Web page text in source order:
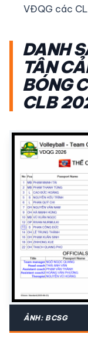
VĐQG các
DANH
TÂN
BÓNG
CLB
ẢNH: BCSG